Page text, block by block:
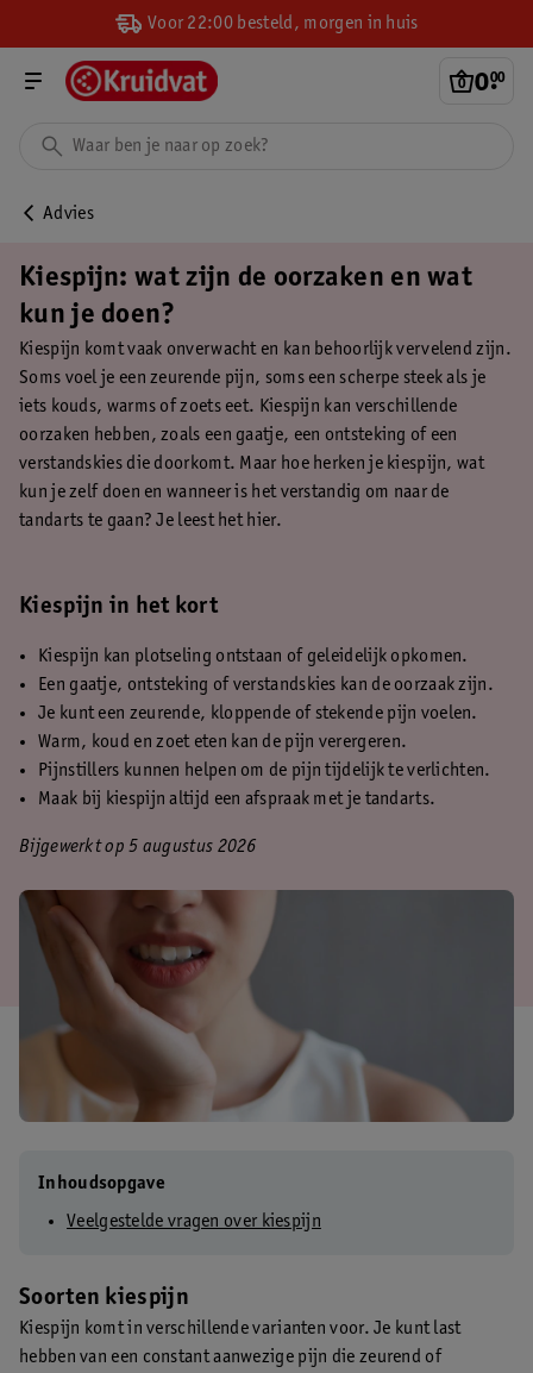
Voor 22:00 besteld, morgen in huis
0.
00
Advies
Kiespijn: wat zijn de oorzaken en wat
kun je doen?
Kiespijn komt vaak onverwacht en kan behoorlijk vervelend zijn.
Soms voel je een zeurende pijn, soms een scherpe steek als je
iets kouds, warms of zoets eet. Kiespijn kan verschillende
oorzaken hebben, zoals een gaatje, een ontsteking of een
verstandskies die doorkomt. Maar hoe herken je kiespijn, wat
kun je zelf doen en wanneer is het verstandig om naar de
tandarts te gaan? Je leest het hier.
Kiespijn in het kort
Kiespijn kan plotseling ontstaan of geleidelijk opkomen.
Een gaatje, ontsteking of verstandskies kan de oorzaak zijn.
Je kunt een zeurende, kloppende of stekende pijn voelen.
Warm, koud en zoet eten kan de pijn verergeren.
Pijnstillers kunnen helpen om de pijn tijdelijk te verlichten.
Maak bij kiespijn altijd een afspraak met je tandarts.
Bijgewerkt op 5 augustus 2026
Inhoudsopgave
Veelgestelde vragen over kiespijn
Soorten kiespijn
Kiespijn komt in verschillende varianten voor. Je kunt last
hebben van een constant aanwezige pijn die zeurend of